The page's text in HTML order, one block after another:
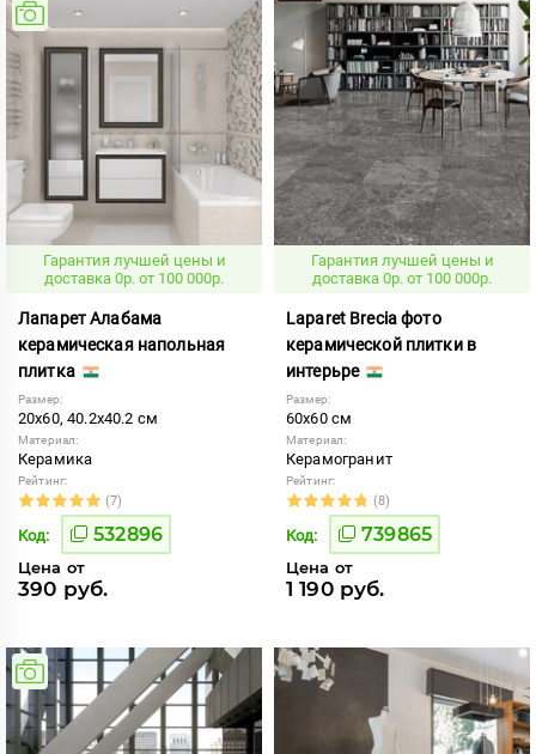
Гарантия лучшей цены и
доставка 0р. от 100 000р.
Лапарет Алабама
керамическая напольная
плитка
Размер:
20x60, 40.2x40.2 см
Материал:
Керамика
Рейтинг:
(7)
Код: 532896
Цена от
390 руб.
Гарантия лучшей цены и
доставка 0р. от 100 000р.
Laparet Brecia фото
керамической плитки в
интерьре
Размер:
60x60 см
Материал:
Керамогранит
Рейтинг:
(8)
Код: 739865
Цена от
1 190 руб.